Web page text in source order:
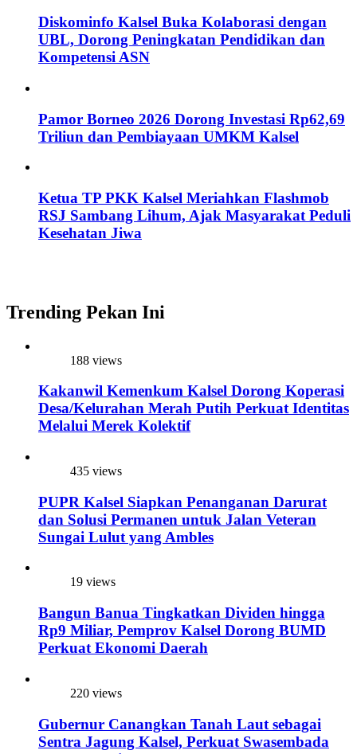
Diskominfo Kalsel Buka Kolaborasi dengan
UBL, Dorong Peningkatan Pendidikan dan
Kompetensi ASN
Pamor Borneo 2026 Dorong Investasi Rp62,69
Triliun dan Pembiayaan UMKM Kalsel
Ketua TP PKK Kalsel Meriahkan Flashmob
RSJ Sambang Lihum, Ajak Masyarakat Peduli
Kesehatan Jiwa
Trending Pekan Ini
188 views
Kakanwil Kemenkum Kalsel Dorong Koperasi
Desa/Kelurahan Merah Putih Perkuat Identitas
Melalui Merek Kolektif
435 views
PUPR Kalsel Siapkan Penanganan Darurat
dan Solusi Permanen untuk Jalan Veteran
Sungai Lulut yang Ambles
19 views
Bangun Banua Tingkatkan Dividen hingga
Rp9 Miliar, Pemprov Kalsel Dorong BUMD
Perkuat Ekonomi Daerah
220 views
Gubernur Canangkan Tanah Laut sebagai
Sentra Jagung Kalsel, Perkuat Swasembada